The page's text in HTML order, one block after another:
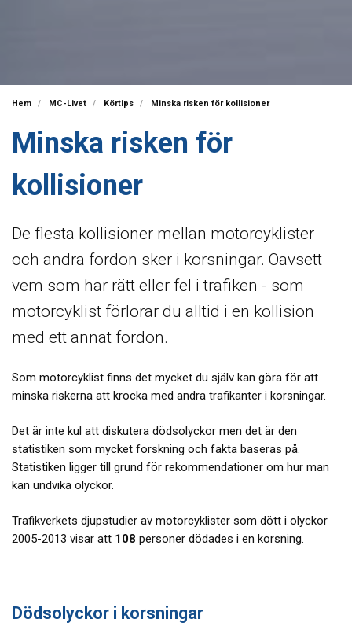
Hem MC-Livet Körtips Minska risken för kollisioner
Minska risken för
kollisioner
De flesta kollisioner mellan motorcyklister
och andra fordon sker i korsningar. Oavsett
vem som har rätt eller fel i trafiken - som
motorcyklist förlorar du alltid i en kollision
med ett annat fordon.
Som motorcyklist finns det mycket du själv kan göra för att
minska riskerna att krocka med andra trafikanter i korsningar.
Det är inte kul att diskutera dödsolyckor men det är den
statistiken som mycket forskning och fakta baseras på.
Statistiken ligger till grund för rekommendationer om hur man
kan undvika olyckor.
Trafikverkets djupstudier av motorcyklister som dött i olyckor
2005-2013 visar att 108 personer dödades i en korsning.
Dödsolyckor i korsningar